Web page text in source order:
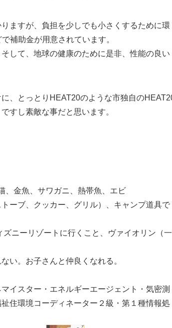
ますが、負担を少しでも小さくするために環
補助金が用意されています。
して、地球の健康のために是非、性能の良い
、とっとりHEAT20のような市独自の
すし素敵な事だと思います。
金魚、サワガニ、熱帯魚、エビ
ーブ、クッカー、グリル）、キャンプ道具で
ーリゾートに行くこと、ヴァイオリン（一
。お子さんと仲良くなれる。
スター・エネルギーエージェント・気密測
住環境コーディネーター２級・第１種情報処